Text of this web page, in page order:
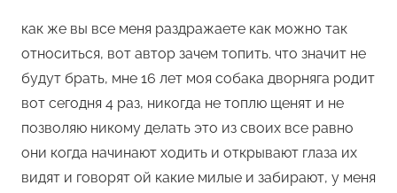
как же вы все меня раздражаете как можно так
относиться, вот автор зачем топить. что значит не
будут брать, мне 16 лет моя собака дворняга родит
вот сегодня 4 раз, никогда не топлю щенят и не
позволяю никому делать это из своих все равно
они когда начинают ходить и открывают глаза их
видят и говорят ой какие милые и забирают, у меня